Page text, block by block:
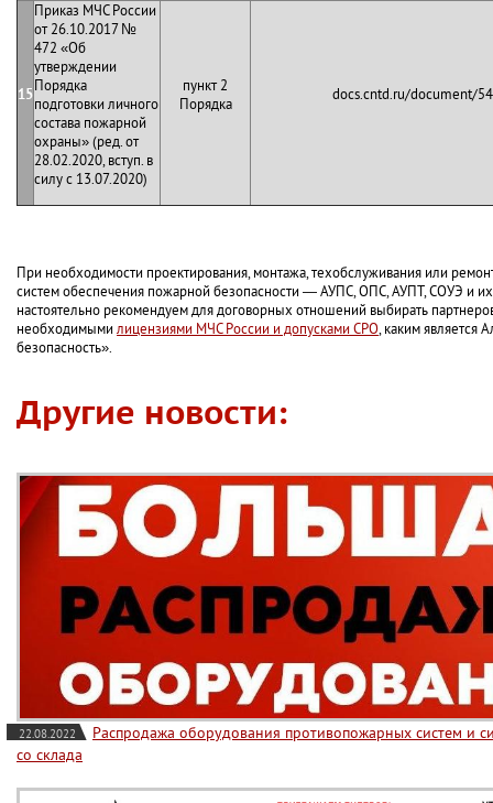
15
Приказ МЧС России
от 26.10.2017 №
472 «Об
утверждении
Порядка
подготовки личного
состава пожарной
охраны» (ред. от
28.02.2020, вступ. в
силу с 13.07.2020)
пункт 2
Порядка
docs.cntd.ru/document/
При необходимости проектирования, монтажа, техобслуживания или
систем обеспечения пожарной безопасности — АУПС, ОПС, АУПТ, СОУЭ и
настоятельно рекомендуем для договорных отношений выбирать
необходимымилицензиями МЧС России и допусками СРО, каким является
безопасность».
Другие новости:
22.08.2022
Распродажа оборудования противопожарных систем и
со склада